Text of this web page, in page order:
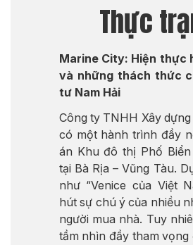
Thực
Marine City: Hiện thực
và những thách thức
tư Nam Hải
Công ty TNHH Xây
có một hành trình đầy
án Khu đô thị Phố Biển
tại Bà Rịa – Vũng Tàu.
như “Venice của Việt
hút sự chú ý của nhiều
người mua nhà. Tuy
tầm nhìn đầy tham vọng